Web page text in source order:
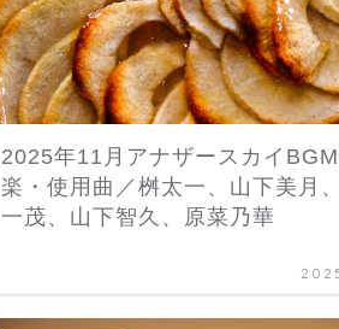
2025年11月アナザースカイ
楽・使用曲／桝太一、山下美月
一茂、山下智久、原菜乃華